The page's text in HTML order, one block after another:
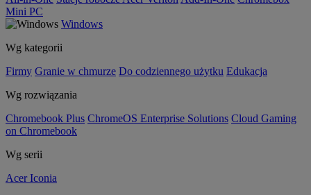
Mini PC
Windows
Wg kategorii
Firmy Granie w chmurze Do codziennego użytku Edukacja
Wg rozwiązania
Chromebook Plus ChromeOS Enterprise Solutions Cloud Gaming
on Chromebook
Wg serii
Acer Iconia